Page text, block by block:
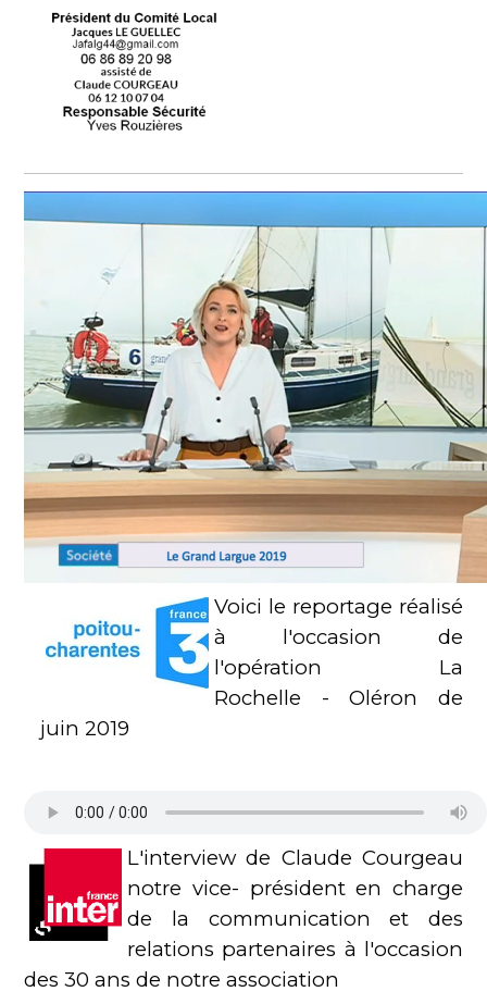
Voici le reportage réalisé
à l'occasion de
l'opération La
Rochelle - Oléron de
juin 2019
L'interview de Claude Courgeau
notre vice- président en charge
de la communication et des
relations partenaires à l'occasion
des 30 ans de notre association